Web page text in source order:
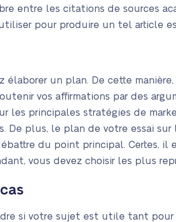
entre les citations de sources
pour produire un tel article
élaborer un plan. De cette
vos affirmations par des
les principales stratégies de
De plus, le plan de votre essai
du point principal. Certes, il
vous devez choisir les plus
si votre sujet est utile tant